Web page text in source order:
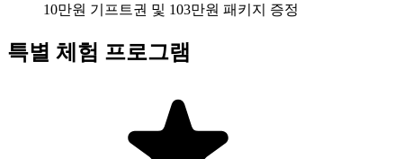
10만원 기프트권 및 103만원 패키지 증정
특별 체험 프로그램